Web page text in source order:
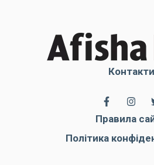
Контакти
Правила
Політика